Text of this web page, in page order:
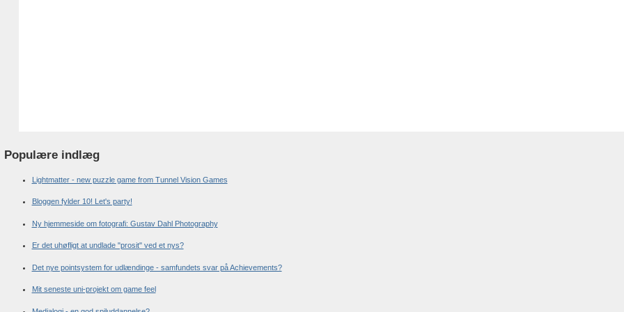
Populære indlæg
Lightmatter - new puzzle game from Tunnel Vision Games
Bloggen fylder 10! Let's party!
Ny hjemmeside om fotografi: Gustav Dahl Photography
Er det uhøfligt at undlade "prosit" ved et nys?
Det nye pointsystem for udlændinge - samfundets svar på Achievements?
Mit seneste uni-projekt om game feel